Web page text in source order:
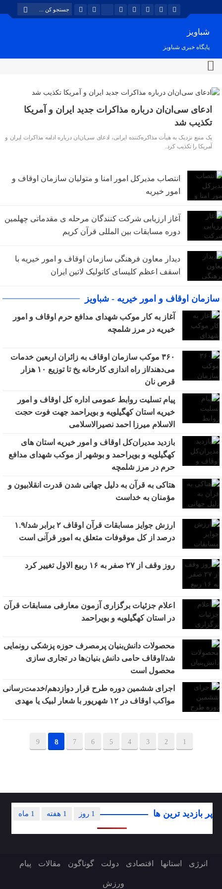
شباویز
پایگاه خبری شباویز
ادعای سی‌ان‌ان درباره مذاکرات جدید ایران و آمریکا
تکذیب شد
یک منبع نزدیک به هیأت مذاکره‌کننده ایرانی، ادعای سی‌ان‌ان درباره ادامه مذاکرات ایران و
آمریکا را تکذیب کرد.
انتصاب مدیرکل امور امنا و متولیان سازمان اوقاف و
امور خیریه
آغاز ارزیابی شرکت کنندگان مرحله ی مقدماتی چهلمین
دوره مسابقات بین المللی قرآن کریم
دیدار معاون فرهنگی سازمان اوقاف و امور خیریه با
اسقف اعظم کلیسای کاتولیک لاتین ایران
سازمان اوقاف و امور خیریه - شباویز
آغاز به‌ کار موکب شهدای مدافع حرم اوقاف و امور
خیریه در مرز شلمچه
۳۶۰ موکب سازمان اوقاف به زائران اربعین خدمات
می‌دهند/از راه اندازی کارخانه یخ تا توزیع ۱۰ هزار
قرص نان
پیام تسلیت روابط عمومی اداره کل اوقاف و امور
خیریه استان کهگیلویه و بویراحمد جهت فوت حجت
الاسلام میرزا احمد نصیرالاسلامی
بازدید مدیران‌کل اوقاف و امور خیریه استان های
کهگیلویه و بویراحمد و بوشهر از موکب شهدای مدافع
حرم در مرز شلمچه
هتاکی به قرآن به دلیل جهانی شدن قدرت انقلابیون و
مؤمنان به خداست
ارزش جوایز مسابقات قرآن اوقاف ۲ برابر شد/۱.۹
درصد از کل موقوفات متعلق به امور قرآنی است
روز وقف از ۲۷ صفر به ۱۶ ربیع الاول تغییر کرد
اعلام جزئیات برگزاری آزمون معارفی مسابقات قرآن
در استان کهگیلویه و بویراحمد
محصولات دانش‌بنیان پرمصرف حوزه پزشکی رونمایی
شد/اوقاف حامی دانش بنیان‌ها در تجاری سازی
محصول است
اجرای ششمین دوره طرح قرار دوازدهم/خدمت‌رسانی
مواکب اوقاف در ۱۲ شهریور با شعار لبیک یا مهدی
1
2
3
4
5
6
7
8
9
پر بازدید ترین ها 1 ماه 1 هفته 1 روز
انرژی استانها اقتصادی دولت گوناگون مقالات پیام
ورزش